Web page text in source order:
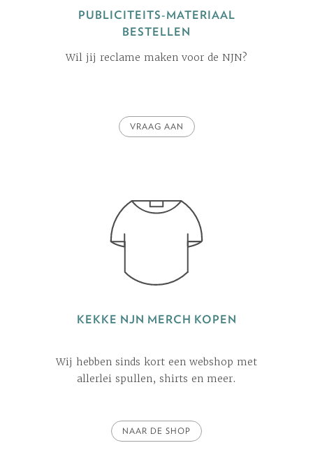
PUBLICITEITS-MATERIAAL
BESTELLEN
Wil jij reclame maken voor de NJN?
VRAAG AAN
KEKKE NJN MERCH KOPEN
Wij hebben sinds kort een webshop met
allerlei spullen, shirts en meer.
NAAR DE SHOP